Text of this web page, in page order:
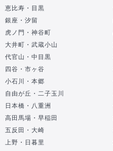
恵比寿・目黒
銀座・汐留
虎ノ門・神谷町
大井町・武蔵小山
代官山・中目黒
四谷・市ヶ谷
小石川・本郷
自由が丘・二子玉川
日本橋・八重洲
高田馬場・早稲田
五反田・大崎
上野・日暮里